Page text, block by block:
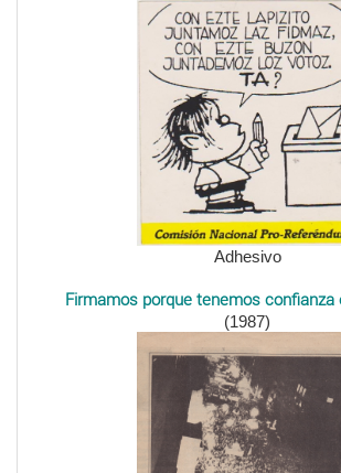
Adhesivo
Firmamos porque tenemos confianza
(1987)